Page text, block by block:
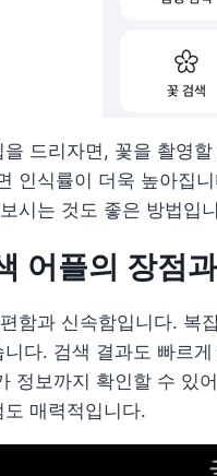
드리자면, 꽃을 촬영
인식률이 더욱 높아집
시는 것도 좋은 방법입
어플의 장점
함과 신속함입니다. 복
니다. 검색 결과도 빠르
정보까지 확인할 수 있
매력적입니다.